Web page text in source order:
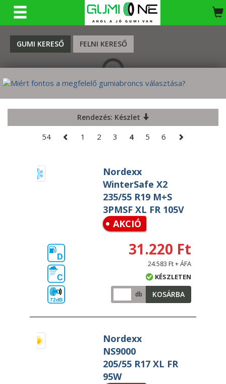
GUMI KERESŐ FELNI KERESŐ
KERESÉS
Rendezés: Készlet
54 1 2 3 4 5 6
Nordexx
WinterSafe X2
235/55 R19 M+S
3PMSF XL FR 105V
AKCIÓ
D
C
72dB
31.220 Ft
24.583 Ft + ÁFA
KÉSZLETEN
db KOSÁRBA
Nordexx
NS9000
205/55 R17 XL FR
95W